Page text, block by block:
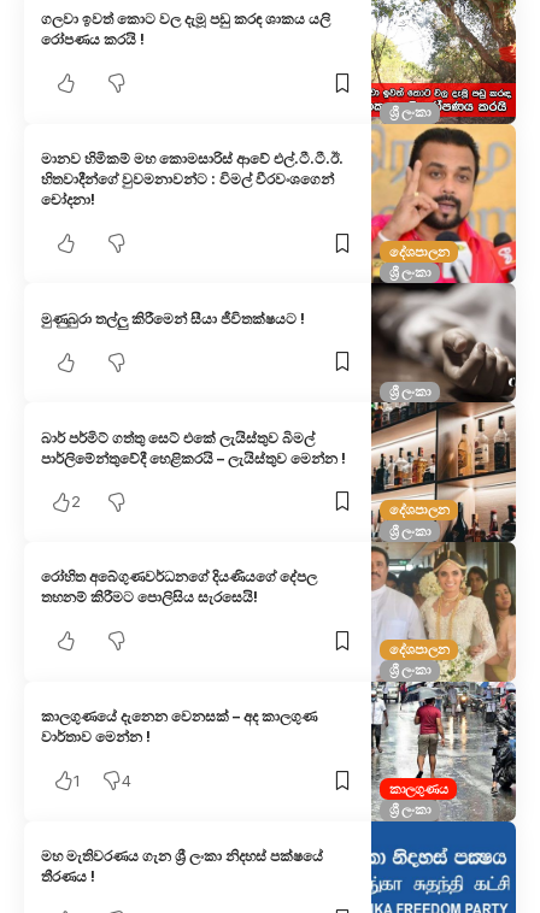
ශ්‍රී ලංකා
ගලවා ඉවත් කොට වල දැමූ පඩු කරඳ ශාකය යලි
රෝපණය කරයි !
දේශපාලන
ශ්‍රී ලංකා
මානව හිමිකම් මහ කොමසාරිස් ආවේ එල්.ටී.ටී.ඊ.
හිතවාදීන්ගේ වුවමනාවන්ට : විමල් වීරවංශගෙන්
චෝදනා!
ශ්‍රී ලංකා
මුණුබුරා තල්ලු කිරීමෙන් සීයා ජීවිතක්ෂයට !
දේශපාලන
ශ්‍රී ලංකා
බාර් පර්මිට් ගත්තු සෙට් එකේ ලැයිස්තුව බිමල්
පාර්ලිමේන්තුවේදී හෙළිකරයි – ලැයිස්තුව මෙන්න !
2
දේශපාලන
ශ්‍රී ලංකා
රෝහිත අබේගුණවර්ධනගේ දියණියගේ දේපල
තහනම් කිරීමට පොලිසිය සැරසෙයි!
කාලගුණය
ශ්‍රී ලංකා
කාලගුණයේ දැනෙන වෙනසක් – අද කාලගුණ
වාර්තාව මෙන්න !
1 4
මහ මැතිවරණය ගැන ශ්‍රී ලංකා නිදහස් පක්ෂයේ
තීරණය !